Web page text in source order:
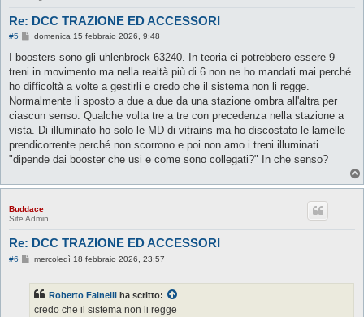
Re: DCC TRAZIONE ED ACCESSORI
#5
M
s
a
g
i
o
domenica 15 febbraio 2026, 9:48
I boosters sono gli uhlenbrock 63240. In teoria ci potrebbero essere 9
treni in movimento ma nella realtà più di 6 non ne ho mandati mai perché
ho difficoltà a volte a gestirli e credo che il sistema non li regge.
Normalmente li sposto a due a due da una stazione ombra all'altra per
ciascun senso. Qualche volta tre a tre con precedenza nella stazione a
vista. Di illuminato ho solo le MD di vitrains ma ho discostato le lamelle
prendicorrente perché non scorrono e poi non amo i treni illuminati.
"dipende dai booster che usi e come sono collegati?" In che senso?
Buddace
Site Admin
Re: DCC TRAZIONE ED ACCESSORI
#6
M
a
g
mercoledì 18 febbraio 2026, 23:57
Roberto Fainelli ha scritto:
credo che il sistema non li regge